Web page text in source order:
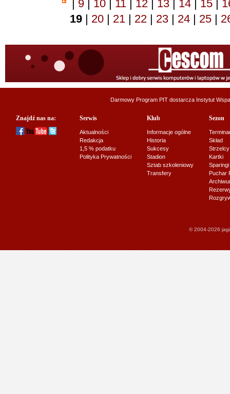
| 9 | 10 | 11 | 12 | 13 | 14 | 15 |
19 | 20 | 21 | 22 | 23 | 24 | 25 |
Darmowy Program PIT dostarcza Instytut
Znajdź nas na: Serwis
Aktualności
Redakcja
1,5 % podatku
Polityka Prywatności
Klub
Informacje ogólne
Historia
Sukcesy
Stadion
Sztab szkoleniowy
Transfery
Sezon
Skład
Strzelcy
Kartki
Sparingi
Puchar
© 2004-2026